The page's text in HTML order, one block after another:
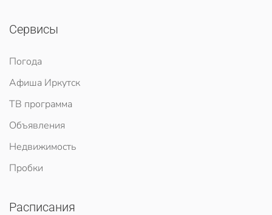
Сервисы
Погода
Афиша Иркутск
ТВ программа
Объявления
Недвижимость
Пробки
Расписания